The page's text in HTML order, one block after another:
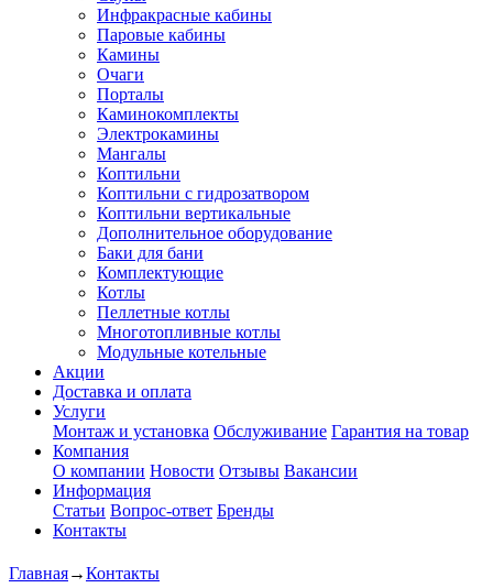
Инфракрасные кабины
Паровые кабины
Камины
Очаги
Порталы
Каминокомплекты
Электрокамины
Мангалы
Коптильни
Коптильни с гидрозатвором
Коптильни вертикальные
Дополнительное оборудование
Баки для бани
Комплектующие
Котлы
Пеллетные котлы
Многотопливные котлы
Модульные котельные
Акции
Доставка и оплата
Услуги
Монтаж и установка Обслуживание Гарантия на товар
Компания
О компании Новости Отзывы Вакансии
Информация
Статьи Вопрос-ответ Бренды
Контакты
Главная→Контакты